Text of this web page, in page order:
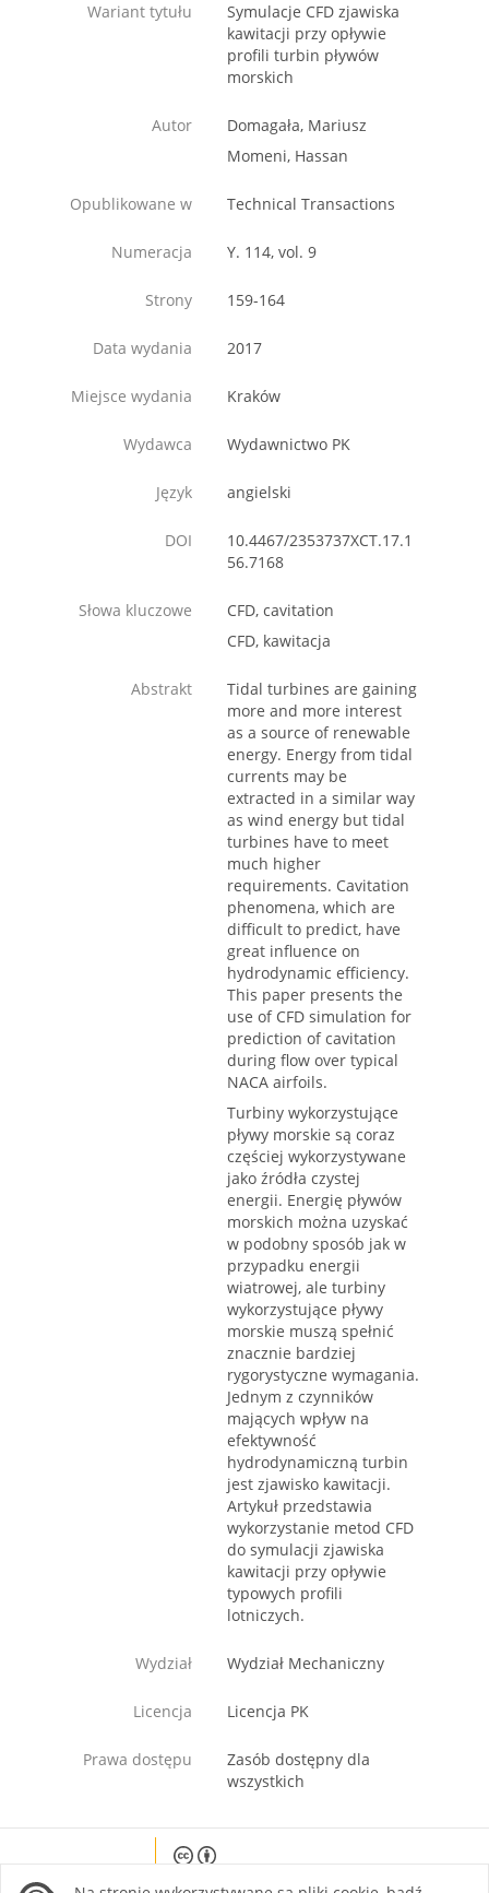
Wariant tytułu
Symulacje CFD zjawiska
kawitacji przy opływie
profili turbin pływów
morskich
Autor
Domagała, Mariusz
Momeni, Hassan
Opublikowane w Technical Transactions
Numeracja Y. 114, vol. 9
Strony 159-164
Data wydania 2017
Miejsce wydania Kraków
Wydawca Wydawnictwo PK
Język angielski
DOI
10.4467/2353737XCT.17.1
56.7168
Słowa kluczowe
CFD, cavitation
CFD, kawitacja
Abstrakt
Tidal turbines are gaining
more and more interest
as a source of renewable
energy. Energy from tidal
currents may be
extracted in a similar way
as wind energy but tidal
turbines have to meet
much higher
requirements. Cavitation
phenomena, which are
difficult to predict, have
great influence on
hydrodynamic efficiency.
This paper presents the
use of CFD simulation for
prediction of cavitation
during flow over typical
NACA airfoils.
Turbiny wykorzystujące
pływy morskie są coraz
częściej wykorzystywane
jako źródła czystej
energii. Energię pływów
morskich można uzyskać
w podobny sposób jak w
przypadku energii
wiatrowej, ale turbiny
wykorzystujące pływy
morskie muszą spełnić
znacznie bardziej
rygorystyczne wymagania.
Jednym z czynników
mających wpływ na
efektywność
hydrodynamiczną turbin
jest zjawisko kawitacji.
Artykuł przedstawia
wykorzystanie metod CFD
do symulacji zjawiska
kawitacji przy opływie
typowych profili
lotniczych.
Wydział Wydział Mechaniczny
Licencja Licencja PK
Prawa dostępu
Zasób dostępny dla
wszystkich